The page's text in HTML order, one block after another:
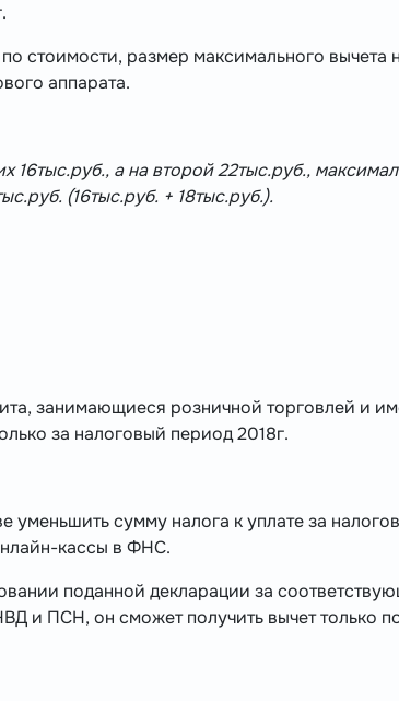
стоимости, размер максимального вычета
аппарата.
16тыс.руб., а на второй 22тыс.руб.,
(16тыс.руб. + 18тыс.руб.).
занимающиеся розничной торговлей и
за налоговый период 2018г.
сумму налога к уплате за
кассы в ФНС.
поданной декларации за
и ПСН, он сможет получить вычет только